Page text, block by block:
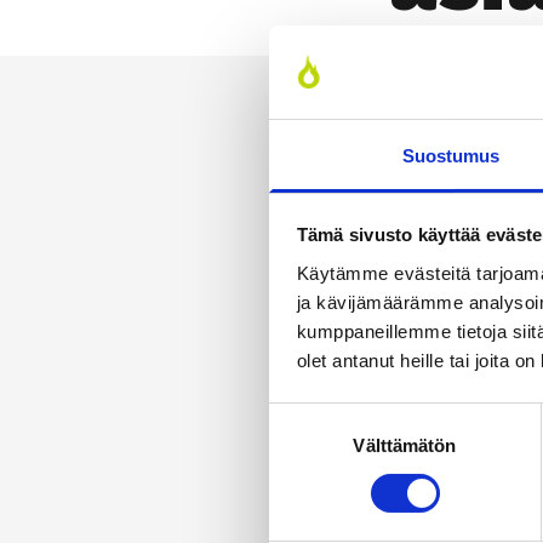
Suostumus
Tämä sivusto käyttää
Käytämme evästeitä
ja kävijämäärämme
kumppaneillemme tietoja
olet antanut heille tai joita
Välttämätön